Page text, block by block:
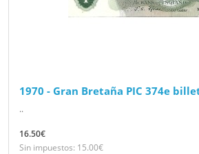
1970 - Gran Bretaña PIC 374e
..
16.50€
Sin impuestos: 15.00€